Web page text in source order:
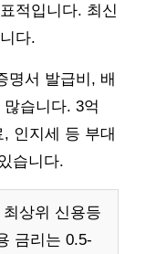
적입니다. 최신
다.
명서 발급비, 배
습니다. 3억
인지세 등 부대
습니다.
상위 신용등
금리는 0.5-